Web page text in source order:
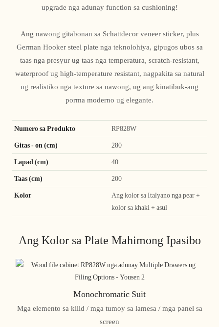
upgrade nga adunay function sa cushioning!
Ang nawong gitabonan sa Schattdecor veneer sticker, plus
German Hooker steel plate nga teknolohiya, gipugos ubos sa
taas nga presyur ug taas nga temperatura, scratch-resistant,
waterproof ug high-temperature resistant, nagpakita sa natural
ug realistiko nga texture sa nawong, ug ang kinatibuk-ang
porma moderno ug elegante.
Numero sa Produkto RP828W
Gitas - on (cm) 280
Lapad (cm) 40
Taas (cm) 200
Kolor
Ang kolor sa Italyano nga pear +
kolor sa khaki + asul
Ang Kolor sa Plate Mahimong Ipasibo
Monochromatic Suit
Mga elemento sa kilid / mga tumoy sa lamesa / mga panel sa
screen